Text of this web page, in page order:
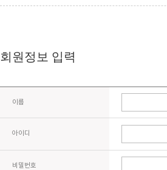
회원정보 입력
이름
아이디
비밀번호